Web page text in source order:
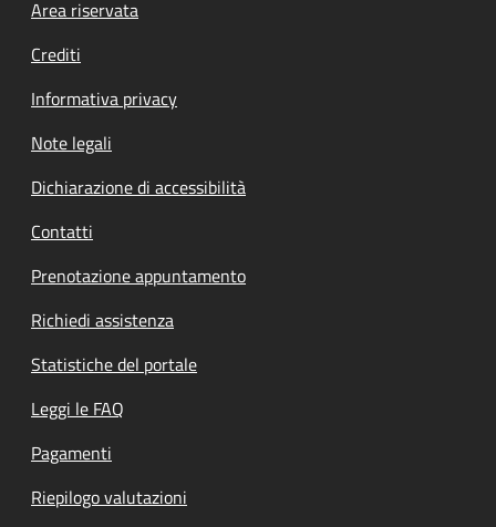
Footer menu
Area riservata
Crediti
Informativa privacy
Note legali
Dichiarazione di accessibilità
Contatti
Prenotazione appuntamento
Richiedi assistenza
Statistiche del portale
Leggi le FAQ
Pagamenti
Riepilogo valutazioni